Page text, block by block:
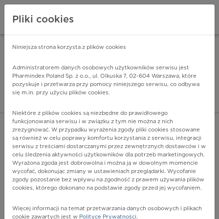
Pharmindex - lider
ZALOGUJ SIĘ
E20 - Niedoczynność przytarczyc
Więcej na lekiicd10.pl
Pliki cookies
Niniejsza strona korzysta z plików cookies
Administratorem danych osobowych użytkowników serwisu jest
Pharmindex Poland Sp. z o.o., ul. Olkuska 7, 02-604 Warszawa, które
pozyskuje i przetwarza przy pomocy niniejszego serwisu, co odbywa
się m.in. przy użyciu plików cookies.
Niektóre z plików cookies są niezbędne do prawidłowego
funkcjonowania serwisu i w związku z tym nie można z nich
zrezygnować. W przypadku wyrażenia zgody pliki cookies stosowane
są również w celu poprawy komfortu korzystania z serwisu, integracji
serwisu z treściami dostarczanymi przez zewnętrznych dostawców i w
celu śledzenia aktywności użytkowników dla potrzeb marketingowych.
Wyrażona zgoda jest dobrowolna i można ją w dowolnym momencie
wycofać, dokonując zmiany w ustawieniach przeglądarki. Wycofanie
zgody pozostanie bez wpływu na zgodność z prawem używania plików
cookies, którego dokonano na podstawie zgody przed jej wycofaniem.
Więcej informacji na temat przetwarzania danych osobowych i plikach
cookie zawartych jest w Polityce Prywatności.
ZA DARMO - w Google Play INSTALUJ